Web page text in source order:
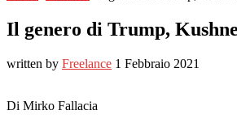
Il genero di Trump,
written by Freelance 1 Febbraio 2021
Di Mirko Fallacia